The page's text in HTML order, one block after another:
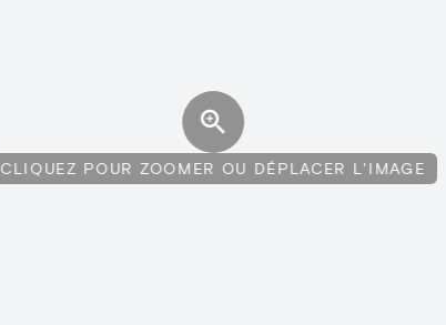
CLIQUEZ POUR ZOOMER OU DÉPLACER L'IMAGE